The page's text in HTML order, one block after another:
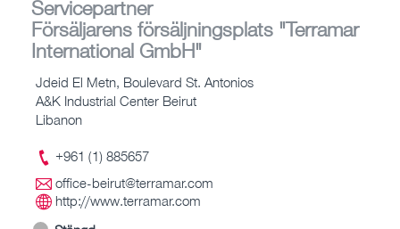
Servicepartner
Försäljarens försäljningsplats "Terramar
International GmbH"
Jdeid El Metn, Boulevard St. Antonios
A&K Industrial Center Beirut
Libanon
+961 (1) 885657
office-beirut@terramar.com
http://www.terramar.com